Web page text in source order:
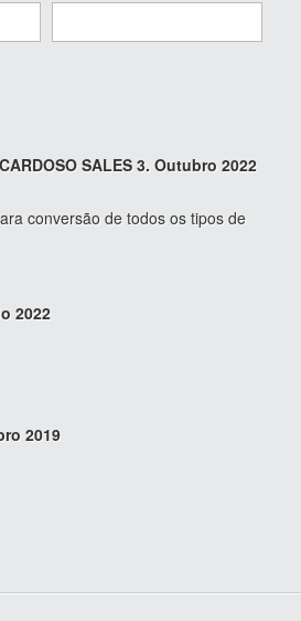
SALES 3. Outubro 2022
conversão de todos os tipos de
2022
2019